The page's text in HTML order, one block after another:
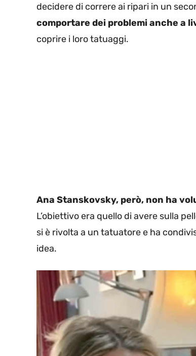
decidere di correre ai ripari in un
comportare dei problemi anche a
coprire i loro tatuaggi.
Ana Stanskovsky, però, non ha
L’obiettivo era quello di avere sulla
si è rivolta a un tatuatore e ha
idea.